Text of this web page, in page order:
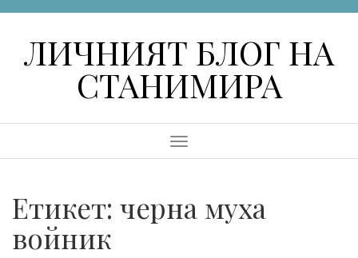
ЛИЧНИЯТ БЛОГ НА
СТАНИМИРА
Menu
Етикет: черна муха
войник